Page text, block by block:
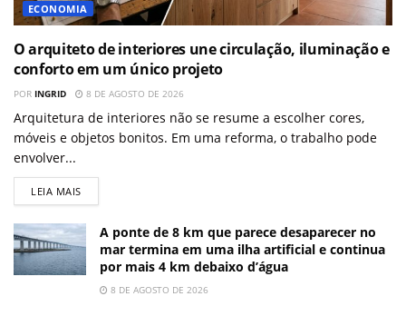
ECONOMIA
O arquiteto de interiores une circulação, iluminação e
conforto em um único projeto
POR INGRID 8 DE AGOSTO DE 2026
Arquitetura de interiores não se resume a escolher cores,
móveis e objetos bonitos. Em uma reforma, o trabalho pode
envolver...
LEIA MAIS
A ponte de 8 km que parece desaparecer no
mar termina em uma ilha artificial e continua
por mais 4 km debaixo d’água
8 DE AGOSTO DE 2026